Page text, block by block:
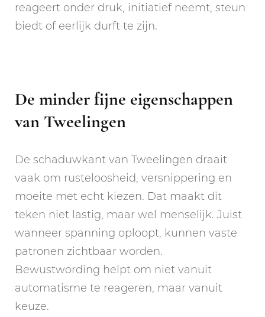
reageert onder druk, initiatief neemt, steun
biedt of eerlijk durft te zijn.
De minder fijne eigenschappen
van Tweelingen
De schaduwkant van Tweelingen draait
vaak om rusteloosheid, versnippering en
moeite met echt kiezen. Dat maakt dit
teken niet lastig, maar wel menselijk. Juist
wanneer spanning oploopt, kunnen vaste
patronen zichtbaar worden.
Bewustwording helpt om niet vanuit
automatisme te reageren, maar vanuit
keuze.